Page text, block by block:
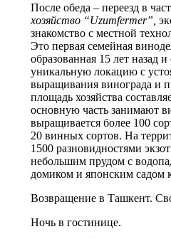
После обеда – переезд в
хозяйство “Uzumfermer”,
знакомство с местной
Это первая семейная
образованная 15 лет назад
уникальную локацию с
выращивания винограда и
площадь хозяйства
основную часть занимают
выращивается более 100
20 винных сортов. На
1500 разновидностями
небольшим прудом с
домиком и японским садом
Возвращение в Ташкент.
Ночь в гостинице.